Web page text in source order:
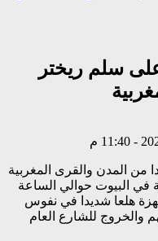
على سلم ريختر
من المدن والقرى المغربية
في البيوت حوالي الساعة
سببت الهزة هلعا شديدا في نفوس
والخروج للشارع العام